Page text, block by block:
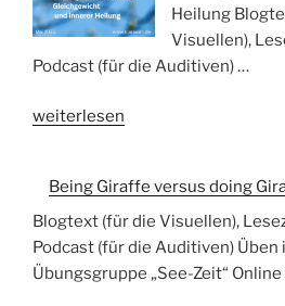
und
Gina
Lawrie“
Heilung
Visuellen),
Podcast (für die Auditiven) …
„Selbstresonanz“
weiterlesen
Being Giraffe versus doing
Blogtext (für die Visuellen),
Podcast (für die Auditiven) Üben
Übungsgruppe „See-Zeit“